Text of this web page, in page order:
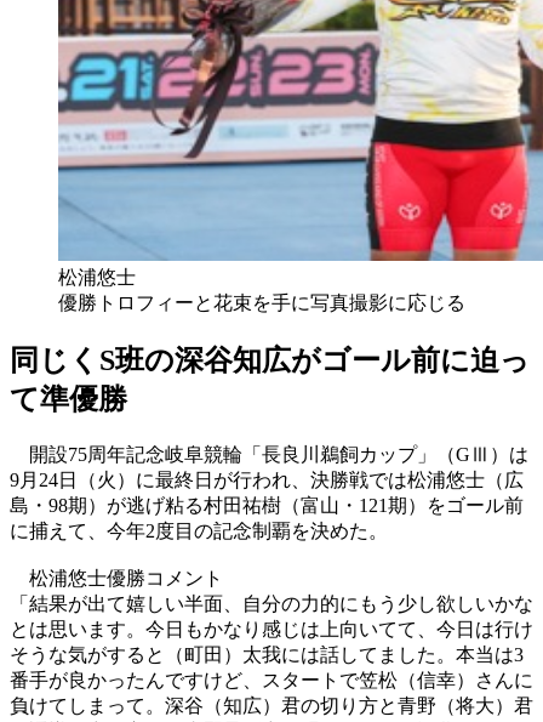
松浦悠士
優勝トロフィーと花束を手に写真撮影に応じる
同じくS班の深谷知広がゴール前に迫っ
て準優勝
開設75周年記念岐阜競輪「長良川鵜飼カップ」（GⅢ）は
9月24日（火）に最終日が行われ、決勝戦では松浦悠士（広
島・98期）が逃げ粘る村田祐樹（富山・121期）をゴール前
に捕えて、今年2度目の記念制覇を決めた。
松浦悠士優勝コメント
「結果が出て嬉しい半面、自分の力的にもう少し欲しいかな
とは思います。今日もかなり感じは上向いてて、今日は行け
そうな気がすると（町田）太我には話してました。本当は3
番手が良かったんですけど、スタートで笠松（信幸）さんに
負けてしまって。深谷（知広）君の切り方と青野（将大）君